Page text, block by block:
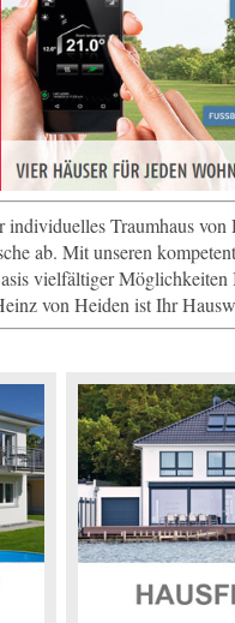
Traumhaus
ab. Mit unseren
vielfältiger
von Heiden ist Ihr